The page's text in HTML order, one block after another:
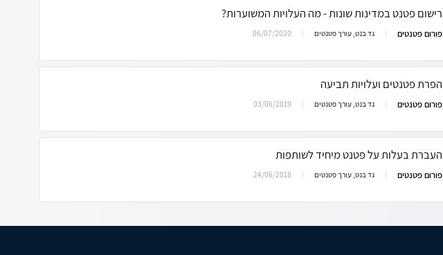
רישום פטנט במדינות שונות - מה העלויות המשוערות?
פורום פטנטים גד בנט, עורך פטנטים 06/07/2020
הפרת פטנטים ועלויות תביעה
פורום פטנטים גד בנט, עורך פטנטים 03/06/2019
העברת בעלות על פטנט מיחיד לשותפות
פורום פטנטים גד בנט, עורך פטנטים 24/06/2018